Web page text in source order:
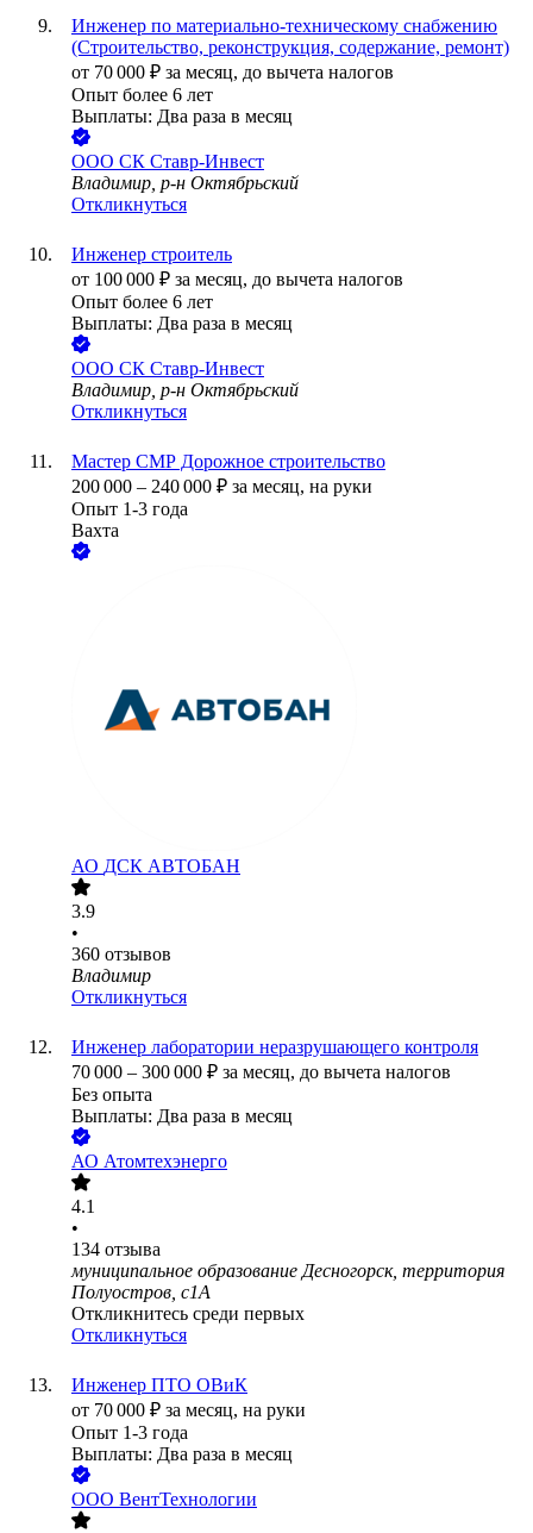
Инженер по материально-техническому снабжению
(Строительство, реконструкция, содержание, ремонт)
от 70 000 ₽ за месяц, до вычета налогов
Опыт более 6 лет
Выплаты: Два раза в месяц
ООО СК Ставр-Инвест
Владимир, р-н Октябрьский
Откликнуться
Инженер строитель
от 100 000 ₽ за месяц, до вычета налогов
Опыт более 6 лет
Выплаты: Два раза в месяц
ООО СК Ставр-Инвест
Владимир, р-н Октябрьский
Откликнуться
Мастер СМР Дорожное строительство
200 000 – 240 000 ₽ за месяц, на руки
Опыт 1-3 года
Вахта
АО ДСК АВТОБАН
3.9
•
360 отзывов
Владимир
Откликнуться
Инженер лаборатории неразрушающего контроля
70 000 – 300 000 ₽ за месяц, до вычета налогов
Без опыта
Выплаты: Два раза в месяц
АО Атомтехэнерго
4.1
•
134 отзыва
муниципальное образование Десногорск, территория
Полуостров, с1А
Откликнитесь среди первых
Откликнуться
Инженер ПТО ОВиК
от 70 000 ₽ за месяц, на руки
Опыт 1-3 года
Выплаты: Два раза в месяц
ООО ВентТехнологии